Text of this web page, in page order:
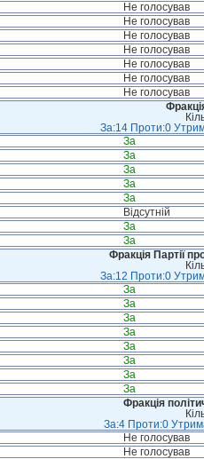
Не голосував
Не голосував
Не голосував
Не голосував
Не голосував
Не голосував
Не голосував
За:14 Проти:0
За
За
За
За
За
Відсутній
За
За
Фракція Партії
За:12 Проти:0
За
За
За
За
За
За
За
За
Фракція
За:4 Проти:0
Не голосував
Не голосував